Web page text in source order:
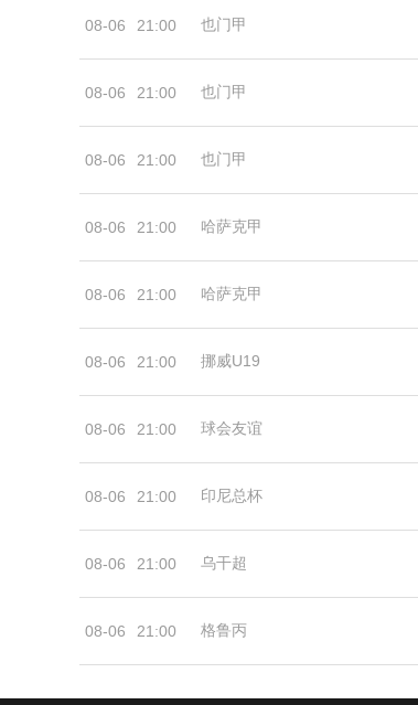
08-06 21:00 也门甲
08-06 21:00 也门甲
08-06 21:00 也门甲
08-06 21:00 哈萨克甲
08-06 21:00 哈萨克甲
08-06 21:00 挪威U19
08-06 21:00 球会友谊
08-06 21:00 印尼总杯
08-06 21:00 乌干超
08-06 21:00 格鲁丙